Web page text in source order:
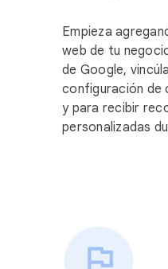
Empieza
web de tu
de Google,
configuración de
y para recibir
personalizadas